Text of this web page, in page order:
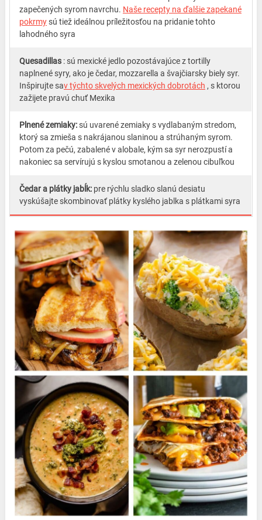
zapečených syrom navrchu. Naše recepty na ďalšie zapekané
pokrmysú tiež ideálnou príležitosťou na pridanie tohto
lahodného syra
Quesadillas: sú mexické jedlo pozostávajúce z tortilly
naplnené syry, ako je čedar, mozzarella a švajčiarsky biely syr.
Inšpirujte sav týchto skvelých mexických dobrotách , s ktorou
zažijete pravú chuť Mexika
Plnené zemiaky:sú uvarené zemiaky s vydlabaným stredom,
ktorý sa zmieša s nakrájanou slaninou a strúhaným syrom.
Potom za pečú, zabalené v alobale, kým sa syr nerozpustí a
nakoniec sa servírujú s kyslou smotanou a zelenou cibuľkou
Čedar a plátky jabĺk:pre rýchlu sladko slanú desiatu
vyskúšajte skombinovať plátky kyslého jablka s plátkami syra